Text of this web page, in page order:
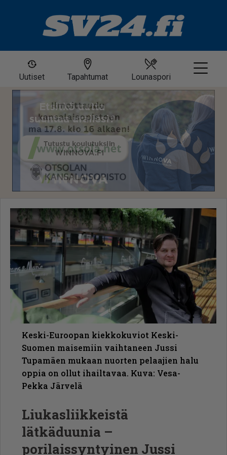
Uutiset Tapahtumat Lounaspori
Keski-Euroopan kiekkokuviot Keski-
Suomen maisemiin vaihtaneen Jussi
Tupamäen mukaan nuorten pelaajien halu
oppia on ollut ihailtavaa. Kuva: Vesa-
Pekka Järvelä
Liukasliikkeistä
lätkäduunia –
porilaissyntyinen Jussi